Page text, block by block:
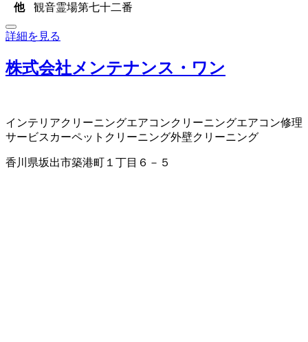
他
観音霊場第七十二番
詳細を見る
株式会社メンテナンス・ワン
インテリアクリーニングエアコンクリーニングエアコン修理
サービス カーペットクリーニング外壁クリーニング
香川県坂出市築港町１丁目６－５